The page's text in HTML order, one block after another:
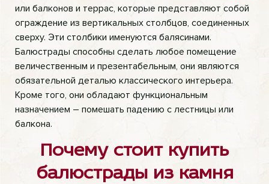
или балконов и террас, которые представляют собой
ограждение из вертикальных столбцов, соединенных
сверху. Эти столбики именуются балясинами.
Балюстрады способны сделать любое помещение
величественным и презентабельным, они являются
обязательной деталью классического интерьера.
Кроме того, они обладают функциональным
назначением – помешать падению с лестницы или
балкона.
Почему стоит купить
балюстрады из камня